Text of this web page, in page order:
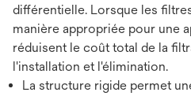
différentielle. Lorsque les
manière appropriée pour une
réduisent le coût total de la
l'installation et l'élimination.
La structure rigide permet